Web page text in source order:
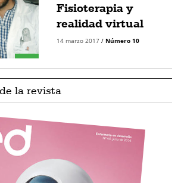
Fisioterapia y
realidad virtual
14 marzo 2017 / Número 10
la revista